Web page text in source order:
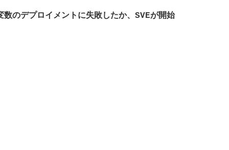
のデプロイメントに失敗したか、SVEが開始